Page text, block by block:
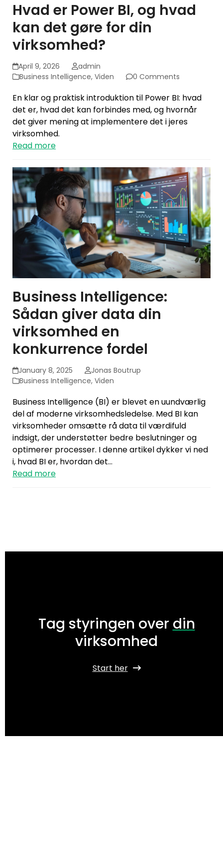
Hvad er Power BI, og hvad
kan det gøre for din
virksomhed?
April 9, 2026
admin
Business Intelligence, Viden 0 Comments
En klar og praktisk introduktion til Power BI: hvad
det er, hvad det kan forbindes med, og hvornår
det giver mening at implementere det i jeres
virksomhed.
Read more
Business Intelligence:
Sådan giver data din
virksomhed en
konkurrence fordel
January 8, 2025
Jonas Boutrup
Business Intelligence, Viden
Business Intelligence (BI) er blevet en uundværlig
del af moderne virksomhedsledelse. Med BI kan
virksomheder omsætte rå data til værdifuld
indsigt, der understøtter bedre beslutninger og
optimerer processer. I denne artikel dykker vi ned
i, hvad BI er, hvordan det…
Read more
Tag styringen over din
virksomhed
Start her